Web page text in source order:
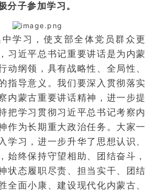
分子参加学习。
学习，使支部全体党员群众更
习近平总书记重要讲话是为内蒙
动纲领，具有战略性、全局性、
指导意义。我们要深入贯彻落实
内蒙古重要讲话精神，进一步提
把学习贯彻习近平总书记考察内
作为长期重大政治任务。大家一
学习，进一步升华了思想认识、
始终保持守望相助、团结奋斗，
状态履职尽责、担当实干、团结
全面小康、建设现代化内蒙古、